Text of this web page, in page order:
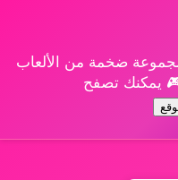
ضخمة من الألعاب
🎮 يمكنك تصفح